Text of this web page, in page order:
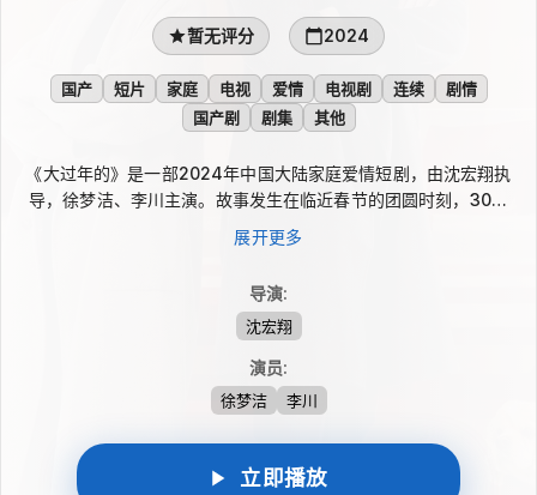
暂无评分 2024
国产 短片 家庭 电视 爱情 电视剧 连续
剧情
国产剧
剧集 其他
《大过年的》是一部2024年中国大陆家庭爱情短剧，由沈宏翔执
导，徐梦洁、李川主演。故事发生在临近春节的团圆时刻，30岁
的顾小美却被婚姻与亲情问题同时推到风口。她和青梅竹马的丈夫
何全相伴多年，如今站在“别过了”或“凑合过”的岔路口。除夕前，
渐重新审视彼此和这段关系。
展开更多
导演:
沈宏翔
演员:
徐梦洁 李川
立即播放